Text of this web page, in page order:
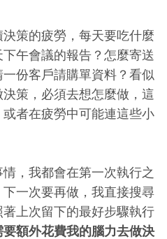
策的疲勞，每天要吃什麼
午會議的報告？怎麼寄送
份客戶請購單資料？看似
策，必須去想怎麼做，這
者在疲勞中可能連這些小
，我都會在第一次執行之
一次要再做，我直接搜尋
上次留下的最好步驟執行
額外花費我的腦力去做決